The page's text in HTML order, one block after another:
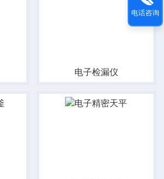
电子检漏仪
电话咨询